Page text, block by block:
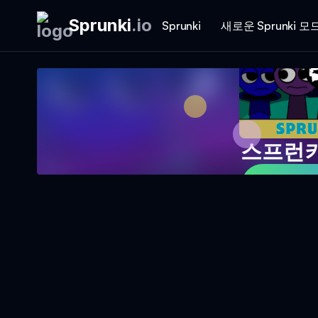
Sprunki.io Sprunki 새로운 Sprunki 모
스프런